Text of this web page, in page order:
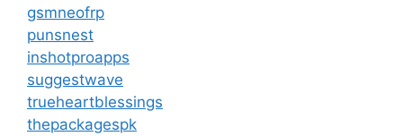
gsmneofrp
punsnest
inshotproapps
suggestwave
trueheartblessings
thepackagespk